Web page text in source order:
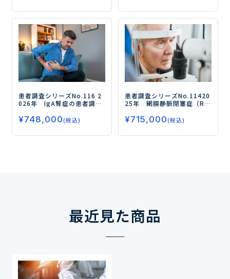
患者調査シリーズNo.116 2
026年 IgA腎症の患者調査
ンメットニーズを調査・分
析／治療に求められるのは
長期的な進行抑制・腎保護
¥748,000(税込)
患者調査シリーズNo.11420
25年 網膜静脈閉塞症（RV
実態とニーズを探る/抗VEG
F薬治療を直近に受けている
人はおよそ2割ー
¥715,000(税込)
最近見た商品